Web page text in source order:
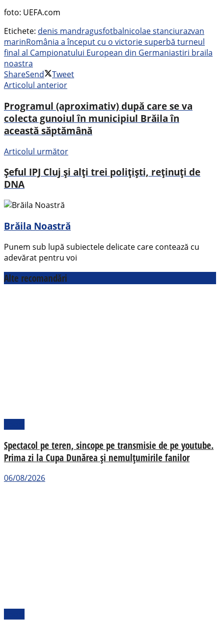
foto: UEFA.com
Etichete: denis mandragusfotbalnicolae stanciurazvan
marinRomânia a început cu o victorie superbă turneul
final al Campionatului European din Germaniastiri braila
noastra
ShareSend
Tweet
Articolul anterior
Programul (aproximativ) după care se va
colecta gunoiul în municipiul Brăila în
această săptămână
Articolul următor
Șeful IPJ Cluj și alți trei polițiști, reținuți de
DNA
Brăila Noastră
Punem sub lupă subiectele delicate care contează cu
adevărat pentru voi
Alte recomandări
Spectacol pe teren, sincope pe transmisie de pe youtube.
Prima zi la Cupa Dunărea și nemulțumirile fanilor
06/08/2026